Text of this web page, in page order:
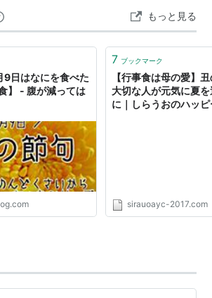
は江戸後期の「商業マーケティング」
の意味…
もっと見る
9日はなにを食べた
】 - 腹が減っては
7 ブックマーク
【行事食は母の愛】
大切な人が元気に夏
に｜しらうおのハッ
sirauoayc-2017.com